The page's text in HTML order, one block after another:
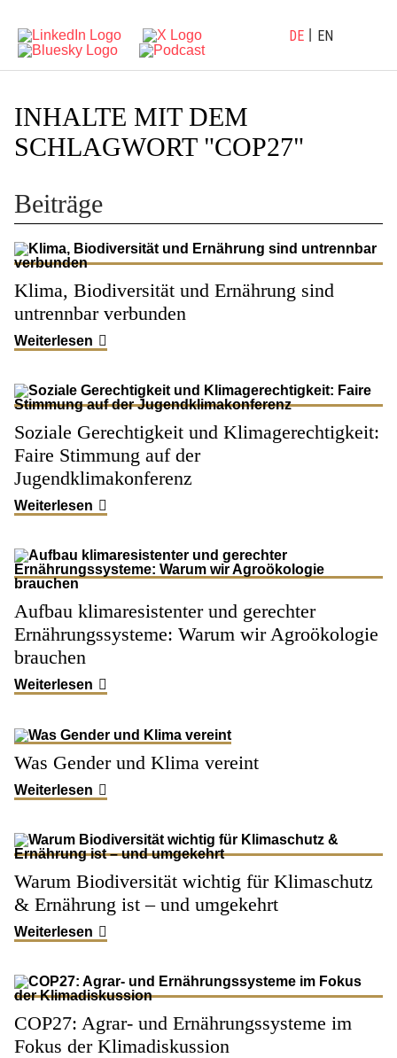
DE EN
INHALTE MIT DEM
SCHLAGWORT "COP27"
Beiträge
Klima, Biodiversität und Ernährung sind
untrennbar verbunden
Weiterlesen
Soziale Gerechtigkeit und Klimagerechtigkeit:
Faire Stimmung auf der
Jugendklimakonferenz
Weiterlesen
Aufbau klimaresistenter und gerechter
Ernährungssysteme: Warum wir Agroökologie
brauchen
Weiterlesen
Was Gender und Klima vereint
Weiterlesen
Warum Biodiversität wichtig für Klimaschutz
& Ernährung ist – und umgekehrt
Weiterlesen
COP27: Agrar- und Ernährungssysteme im
Fokus der Klimadiskussion